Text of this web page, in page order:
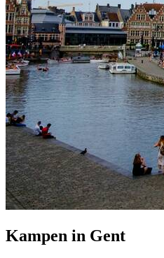
Kampen in Gent